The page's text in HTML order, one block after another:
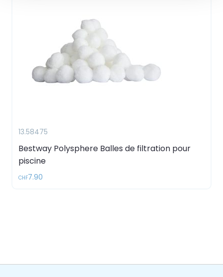
13.58475
Bestway Polysphere Balles de filtration pour
piscine
CHF7.90